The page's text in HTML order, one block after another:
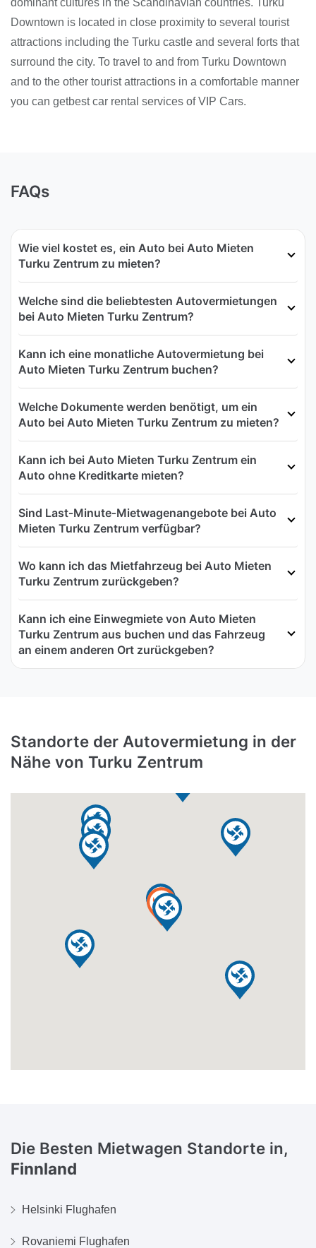
Downtown is located in close proximity to several tourist
attractions including the Turku castle and several forts that
surround the city. To travel to and from Turku Downtown
and to the other tourist attractions in a comfortable manner
you can getbest car rental services of VIP Cars.
FAQs
Wie viel kostet es, ein Auto bei Auto Mieten
Turku Zentrum zu mieten?
Welche sind die beliebtesten Autovermietungen
bei Auto Mieten Turku Zentrum?
Kann ich eine monatliche Autovermietung bei
Auto Mieten Turku Zentrum buchen?
Welche Dokumente werden benötigt, um ein
Auto bei Auto Mieten Turku Zentrum zu mieten?
Kann ich bei Auto Mieten Turku Zentrum ein
Auto ohne Kreditkarte mieten?
Sind Last‑Minute‑Mietwagenangebote bei Auto
Mieten Turku Zentrum verfügbar?
Wo kann ich das Mietfahrzeug bei Auto Mieten
Turku Zentrum zurückgeben?
Kann ich eine Einwegmiete von Auto Mieten
Turku Zentrum aus buchen und das Fahrzeug
an einem anderen Ort zurückgeben?
Standorte der Autovermietung in der
Nähe von Turku Zentrum
Die Besten Mietwagen Standorte in,
Finnland
Helsinki Flughafen
Rovaniemi Flughafen